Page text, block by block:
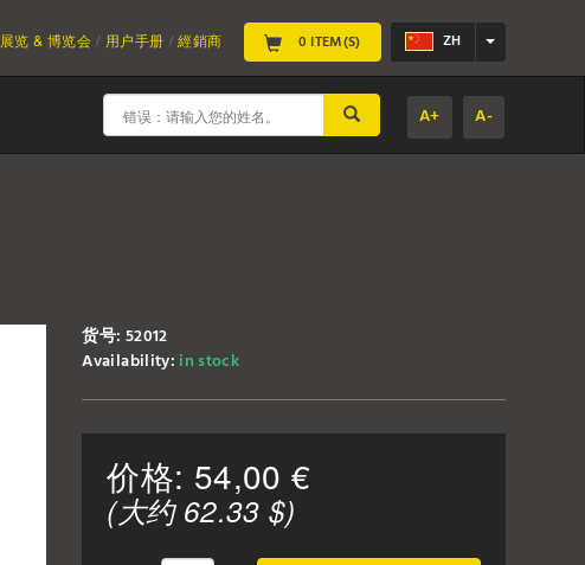
ZH
0 ITEM(S)
展览 & 博览会 用户手册 經銷商
A+ A-
SUBMIT
货号: 52012
Availability: in stock
价格: 54,00 €
(大约 62.33 $)